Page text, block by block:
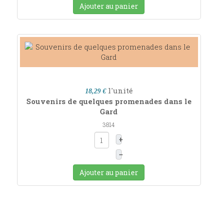
Ajouter au panier
18,29 € l'unité
Souvenirs de quelques promenades dans le
Gard
3814
+
–
Ajouter au panier